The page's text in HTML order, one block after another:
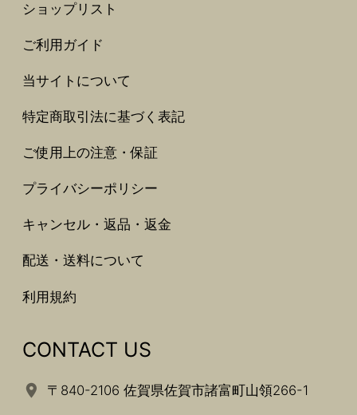
ショップリスト
ご利用ガイド
当サイトについて
特定商取引法に基づく表記
ご使用上の注意・保証
プライバシーポリシー
キャンセル・返品・返金
配送・送料について
利用規約
CONTACT US
〒840-2106 佐賀県佐賀市諸富町山領266-1